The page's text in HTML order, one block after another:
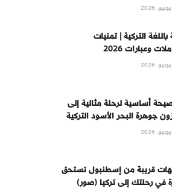
باللغة التركية | تمنيات
وعبارات 2026
نصيحة أساسية لرحلة مثالية إلى
جوهرة البحر الأسود التركية
قريبة من إسطنبول تستحق
في رحلتك إلى تركيا (صور)